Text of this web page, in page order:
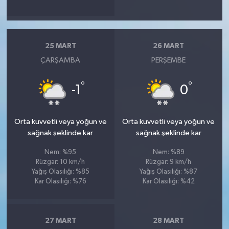
25 MART
ÇARŞAMBA
-1 °
Orta kuvvetli veya yoğun ve
sağnak şeklinde kar
Nem: %95
Rüzgar: 10 km/h
Yağış Olasılığı: %85
Kar Olasılığı: %76
26 MART
PERŞEMBE
0°
Orta kuvvetli veya yoğun ve
sağnak şeklinde kar
Nem: %89
Rüzgar: 9 km/h
Yağış Olasılığı: %87
Kar Olasılığı: %42
27 MART 28 MART